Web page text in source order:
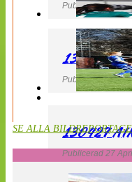
Publicerad 27
130427
Publicerad 27
130427
Publicerad 27
SE ALLA BILDREPORTAGE